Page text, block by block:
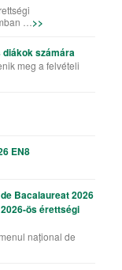
… >>
diákok számára
meg a felvételi
EN8
Bacalaureat 2026
ös érettségi
național de